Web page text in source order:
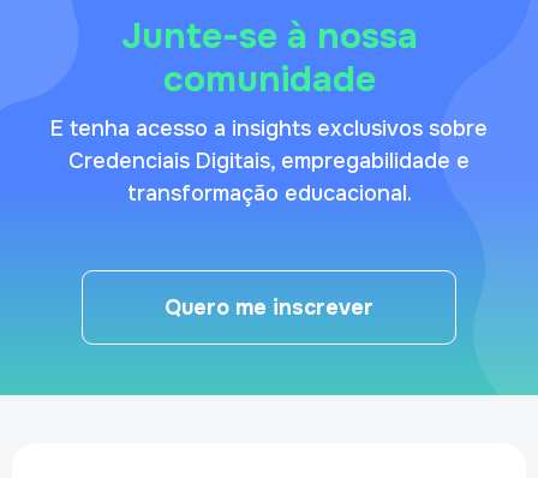
Junte-se à nossa
comunidade
E tenha acesso a insights exclusivos sobre
Credenciais Digitais, empregabilidade e
transformação educacional.
Quero me inscrever